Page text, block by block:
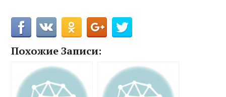
Похожие Записи: